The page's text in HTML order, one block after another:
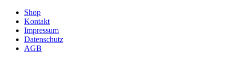
Shop
Kontakt
Impressum
Datenschutz
AGB